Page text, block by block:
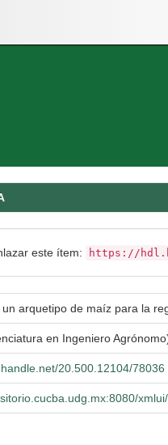
este ítem: https://
un arquetipo de maíz para la
en Ingeniero
20.500.12104/78036